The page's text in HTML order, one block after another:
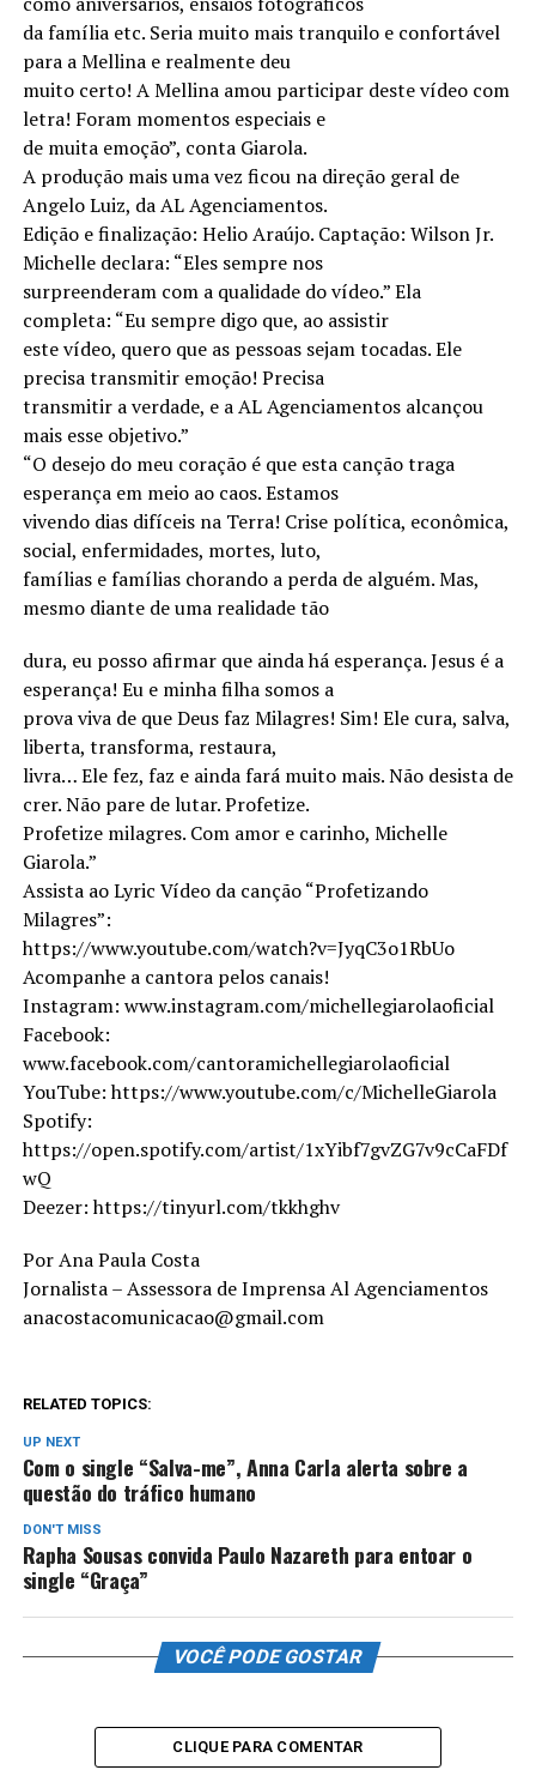
da família etc. Seria muito mais tranquilo e confortável
para a Mellina e realmente deu
muito certo! A Mellina amou participar deste vídeo com
letra! Foram momentos especiais e
de muita emoção”, conta Giarola.
A produção mais uma vez ficou na direção geral de
Angelo Luiz, da AL Agenciamentos.
Edição e finalização: Helio Araújo. Captação: Wilson Jr.
Michelle declara: “Eles sempre nos
surpreenderam com a qualidade do vídeo.” Ela
completa: “Eu sempre digo que, ao assistir
este vídeo, quero que as pessoas sejam tocadas. Ele
precisa transmitir emoção! Precisa
transmitir a verdade, e a AL Agenciamentos alcançou
mais esse objetivo.”
“O desejo do meu coração é que esta canção traga
esperança em meio ao caos. Estamos
vivendo dias difíceis na Terra! Crise política, econômica,
social, enfermidades, mortes, luto,
famílias e famílias chorando a perda de alguém. Mas,
mesmo diante de uma realidade tão
dura, eu posso afirmar que ainda há esperança. Jesus é a
esperança! Eu e minha filha somos a
prova viva de que Deus faz Milagres! Sim! Ele cura, salva,
liberta, transforma, restaura,
livra… Ele fez, faz e ainda fará muito mais. Não desista de
crer. Não pare de lutar. Profetize.
Profetize milagres. Com amor e carinho, Michelle
Giarola.”
Assista ao Lyric Vídeo da canção “Profetizando
Milagres”:
https://www.youtube.com/watch?v=JyqC3o1RbUo
Acompanhe a cantora pelos canais!
Instagram: www.instagram.com/michellegiarolaoficial
Facebook:
www.facebook.com/cantoramichellegiarolaoficial
YouTube: https://www.youtube.com/c/MichelleGiarola
Spotify:
https://open.spotify.com/artist/1xYibf7gvZG7v9cCaFDf
wQ
Deezer: https://tinyurl.com/tkkhghv
Por Ana Paula Costa
Jornalista – Assessora de Imprensa Al Agenciamentos
anacostacomunicacao@gmail.com
RELATED TOPICS:
UP NEXT
Com o single “Salva-me”, Anna Carla alerta sobre a
questão do tráfico humano
DON'T MISS
Rapha Sousas convida Paulo Nazareth para entoar o
single “Graça”
VOCÊ PODE GOSTAR
CLIQUE PARA COMENTAR